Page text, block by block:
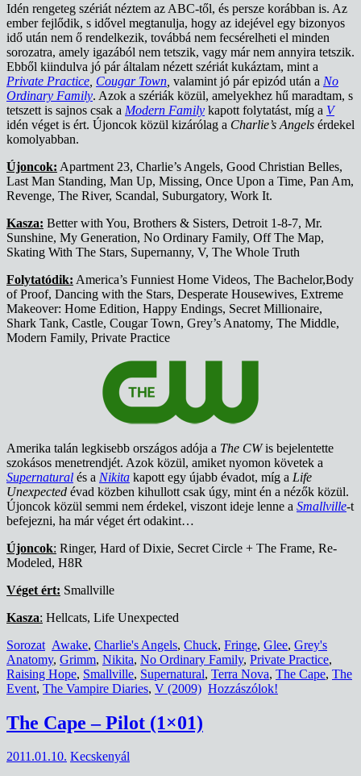
Idén rengeteg szériát néztem az ABC-től, és persze korábban is. Az
ember fejlődik, s idővel megtanulja, hogy az idejével egy bizonyos
idő után nem ő rendelkezik, továbbá nem fecsérelheti el minden
sorozatra, amely igazából nem tetszik, vagy már nem annyira tetszik.
Ebből kiindulva jó pár általam nézett szériát kukáztam, mint a
Private Practice Cougar Town valamint jó pár epizód után a No
Ordinary Family. Azok a szériák közül, amelyekhez hű maradtam, s
tetszett is sajnos csak a Modern Family kapott folytatást, míg a V
idén véget is ért. Újoncok közül kizárólag a Charlie’s Angels érdekel
komolyabban.
Újoncok: Apartment 23, Charlie’s Angels, Good Christian Belles,
Last Man Standing, Man Up, Missing, Once Upon a Time, Pan Am,
Revenge, The River, Scandal, Suburgatory, Work It.
Kasza: Better with You, Brothers & Sisters, Detroit 1-8-7, Mr.
Sunshine, My Generation, No Ordinary Family, Off The Map,
Skating With The Stars, Supernanny, V, The Whole Truth
Folytatódik: America’s Funniest Home Videos, The Bachelor,Body
of Proof, Dancing with the Stars, Desperate Housewives, Extreme
Makeover: Home Edition, Happy Endings, Secret Millionaire,
Shark Tank, Castle, Cougar Town, Grey’s Anatomy, The Middle,
Modern Family, Private Practice
Amerika talán legkisebb országos adója a The CWis bejelentette
szokásos menetrendjét. Azok közül, amiket nyomon követek a
Supernatural és a Nikita kapott egy újabb évadot, míg a Life
Unexpected évad közben kihullott csak úgy, mint én a nézők közül.
Újoncok közül semmi nem érdekel, viszont ideje lenne a Smallville-t
befejezni, ha már véget ért odakint…
Újoncok: Ringer, Hard of Dixie, Secret Circle + The Frame, Re-
Modeled, H8R
Véget ért: Smallville
Kasza: Hellcats, Life Unexpected
Sorozat Awake, Charlie's Angels, Chuck, Fringe, Glee, Grey's
Anatomy, Grimm, Nikita, No Ordinary Family, Private Practice,
Raising Hope, Smallville, Supernatural, Terra Nova, The Cape, The
Event, The Vampire Diaries, V (2009) Hozzászólok!
The Cape – Pilot (1×01)
2011.01.10. Kecskenyál